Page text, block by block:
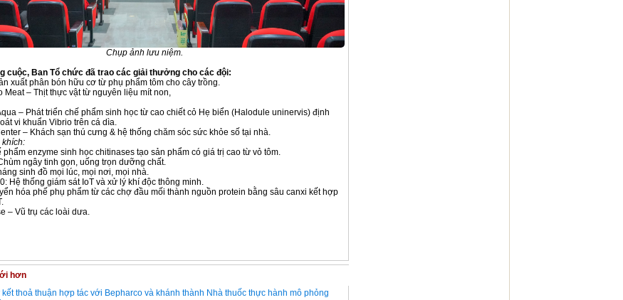
Chụp ảnh lưu niệm.
cuộc, Ban Tổ chức đã trao các giải thưởng cho các đội:
xuất phân bón hữu cơ từ phụ phẩm tôm cho cây trồng.
Meat – Thịt thực vật từ nguyên liệu mít non,
– Phát triển chế phẩm sinh học từ cao chiết cỏ Hẹ biển (Halodule uninervis) định
vi khuẩn Vibrio trên cá dìa.
– Khách sạn thú cưng & hệ thống chăm sóc sức khỏe số tại nhà.
khích:
phẩm enzyme sinh học chitinases tạo sản phẩm có giá trị cao từ vỏ tôm.
ngây tinh gọn, uống trọn dưỡng chất.
sinh đồ mọi lúc, mọi nơi, mọi nhà.
Hệ thống giám sát IoT và xử lý khí độc thông minh.
hóa phế phụ phẩm từ các chợ đầu mối thành nguồn protein bằng sâu canxi kết hợp
– Vũ trụ các loài dưa.
hơn
kết thoả thuận hợp tác với Bepharco và khánh thành Nhà thuốc thực hành mô phỏng